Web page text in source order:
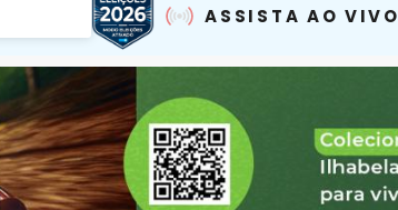
ASSISTA AO VIVO